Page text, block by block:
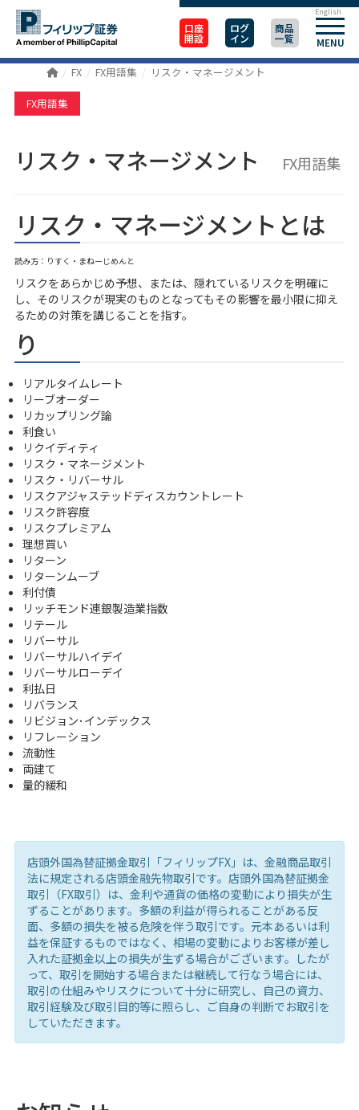
口座
開設
ログ
イン
商品
一覧 MENU
English
FX FX用語集 リスク・マネージメント
FX用語集
リスク・マネージメント FX用語集
リスク・マネージメントとは
読み方：りすく・まねーじめんと
リスクをあらかじめ予想、または、隠れているリスクを明確に
し、そのリスクが現実のものとなってもその影響を最小限に抑え
るための対策を講じることを指す。
り
リアルタイムレート
リーブオーダー
リカップリング論
利食い
リクイディティ
リスク・マネージメント
リスク・リバーサル
リスクアジャステッドディスカウントレート
リスク許容度
リスクプレミアム
理想買い
リターン
リターンムーブ
利付債
リッチモンド連銀製造業指数
リテール
リバーサル
リバーサルハイデイ
リバーサルローデイ
利払日
リバランス
リビジョン･インデックス
リフレーション
流動性
両建て
量的緩和
店頭外国為替証拠金取引「フィリップFX」は、金融商品取引
法に規定される店頭金融先物取引です。店頭外国為替証拠金
取引（FX取引）は、金利や通貨の価格の変動により損失が生
ずることがあります。多額の利益が得られることがある反
面、多額の損失を被る危険を伴う取引です。元本あるいは利
益を保証するものではなく、相場の変動によりお客様が差し
入れた証拠金以上の損失が生ずる場合がございます。したが
って、取引を開始する場合または継続して行なう場合には、
取引の仕組みやリスクについて十分に研究し、自己の資力、
取引経験及び取引目的等に照らし、ご自身の判断でお取引を
していただきます。